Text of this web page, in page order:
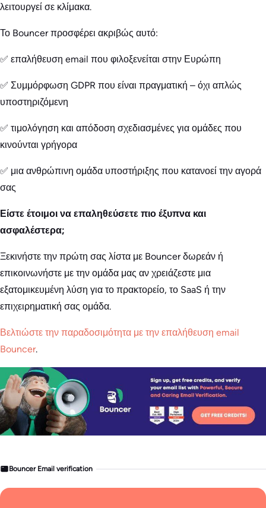
λειτουργεί σε κλίμακα.
Το Bouncer προσφέρει ακριβώς αυτό:
✅ επαλήθευση email που φιλοξενείται στην Ευρώπη
✅ Συμμόρφωση GDPR που είναι πραγματική – όχι απλώς
υποστηριζόμενη
✅ τιμολόγηση και απόδοση σχεδιασμένες για ομάδες που
κινούνται γρήγορα
✅ μια ανθρώπινη ομάδα υποστήριξης που κατανοεί την αγορά
σας
Είστε έτοιμοι να επαληθεύσετε πιο έξυπνα και
ασφαλέστερα;
Ξεκινήστε την πρώτη σας λίστα με Bouncer δωρεάν ή
επικοινωνήστε με την ομάδα μας αν χρειάζεστε μια
εξατομικευμένη λύση για το πρακτορείο, το SaaS ή την
επιχειρηματική σας ομάδα.
Βελτιώστε την παραδοσιμότητα με την επαλήθευση email
Bouncer.
Bouncer Email verification